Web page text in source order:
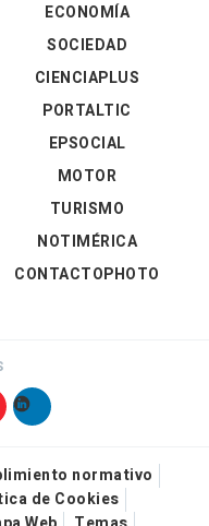
ECONOMÍA
SOCIEDAD
CIENCIAPLUS
PORTALTIC
EPSOCIAL
MOTOR
TURISMO
NOTIMÉRICA
CONTACTOPHOTO
normativo
de Cookies